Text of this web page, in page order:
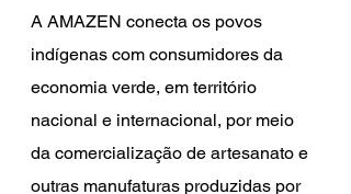
A AMAZEN conecta os povos
indígenas com consumidores da
economia verde, em território
nacional e internacional, por meio
da comercialização de artesanato e
outras manufaturas produzidas por